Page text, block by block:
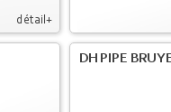
détail+
DH PIPE